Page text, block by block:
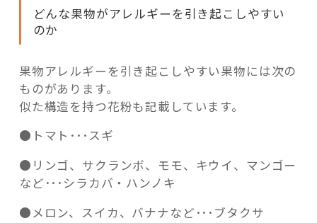
どんな果物がアレルギーを引き起こしやすい
のか
果物アレルギーを引き起こしやすい果物には次の
ものがあります。
似た構造を持つ花粉も記載しています。
●トマト･･･スギ
●リンゴ、サクランボ、モモ、キウイ、マンゴー
など･･･シラカバ・ハンノキ
●メロン、スイカ、バナナなど･･･ブタクサ